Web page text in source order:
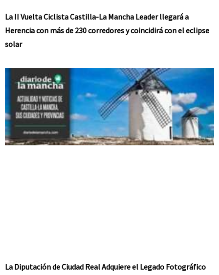
La II Vuelta Ciclista Castilla-La Mancha Leader llegará a
Herencia con más de 230 corredores y coincidirá con el eclipse
solar
La Diputación de Ciudad Real Adquiere el Legado Fotográfico